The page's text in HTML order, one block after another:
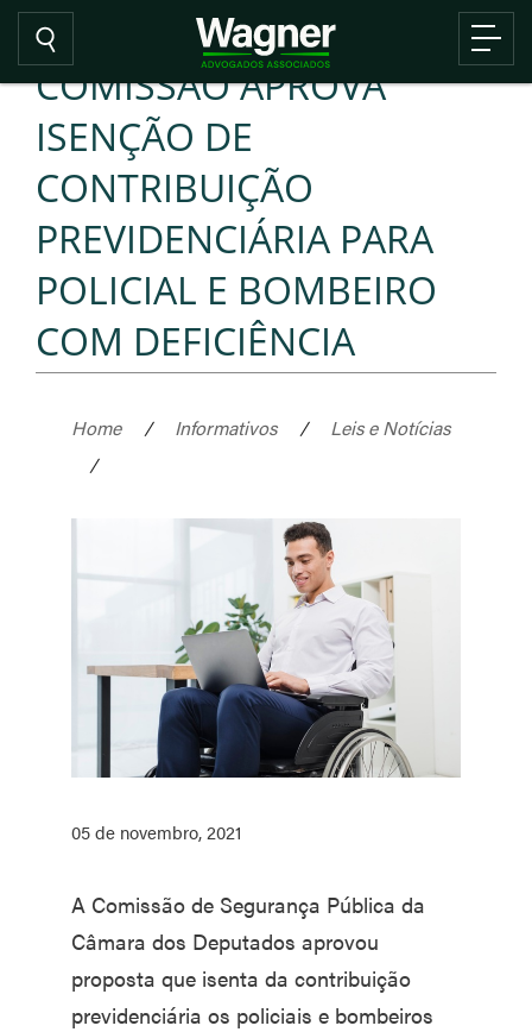
COMISSÃO APROVA
ISENÇÃO DE
CONTRIBUIÇÃO
PREVIDENCIÁRIA PARA
POLICIAL E BOMBEIRO
COM DEFICIÊNCIA
Home / Informativos /
Leis e Notícias
/
05 de novembro, 2021
A Comissão de Segurança Pública da
Câmara dos Deputados aprovou
proposta que isenta da contribuição
previdenciária os policiais e bombeiros